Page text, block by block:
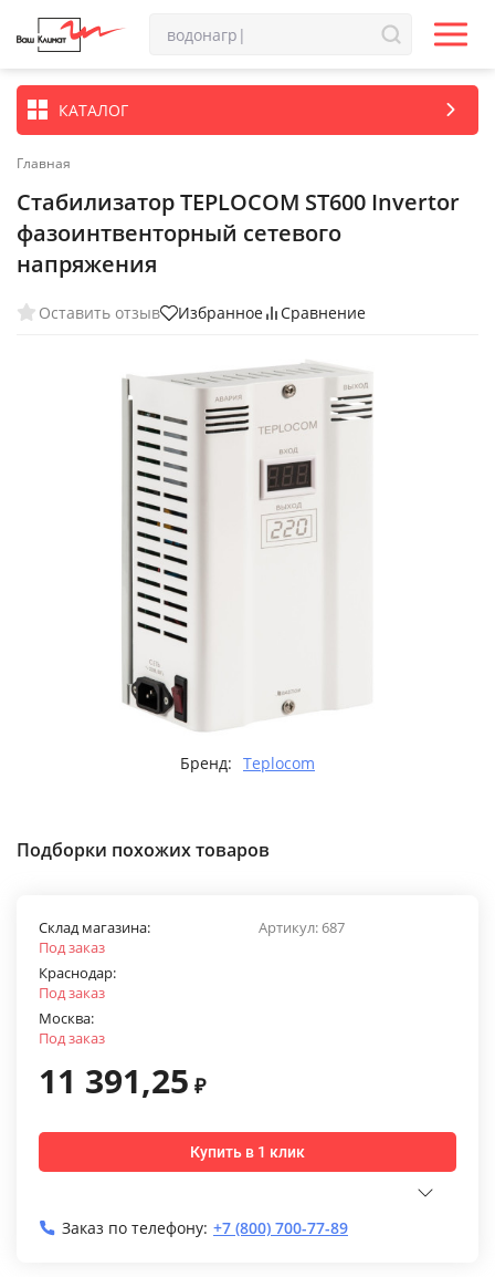
КАТАЛОГ
Главная
Стабилизатор TEPLOCOM ST600 Invertor
фазоинтвенторный сетевого
напряжения
Оставить отзыв Избранное Сравнение
Бренд: Teplocom
Подборки похожих товаров
Артикул:687
Склад магазина:
Под заказ
Краснодар:
Под заказ
Москва:
Под заказ
11 391,25 ₽
Купить в 1 клик
Заказ по телефону: +7 (800) 700-77-89